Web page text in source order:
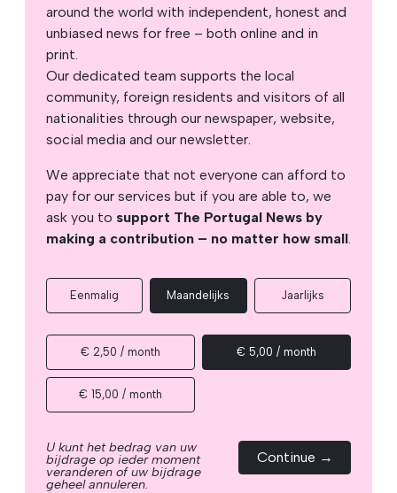
around the world with independent, honest and
unbiased news for free – both online and in
print.
Our dedicated team supports the local
community, foreign residents and visitors of all
nationalities through our newspaper, website,
social media and our newsletter.
We appreciate that not everyone can afford to
pay for our services but if you are able to, we
ask you to support The Portugal News by
making a contribution – no matter how small.
Eenmalig Maandelijks Jaarlijks
€ 2,50 / month € 5,00 / month
€ 15,00 / month
U kunt het bedrag van uw
bijdrage op ieder moment
veranderen of uw bijdrage
geheel annuleren.
Continue →